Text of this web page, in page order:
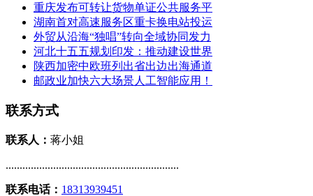
重庆发布可转让货物单证公共服务平
湖南首对高速服务区重卡换电站投运
外贸从沿海“独唱”转向全域协同发力
河北十五五规划印发：推动建设世界
陕西加密中欧班列出省出边出海通道
邮政业加快六大场景人工智能应用！
联系方式
联系人： 蒋小姐
..............................................................
联系电话： 18313939451